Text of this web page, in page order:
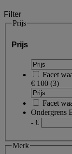
Filter
Prijs
Prijs
Facet
€ 100 (3)
Facet
Ondergrens
- €
Merk